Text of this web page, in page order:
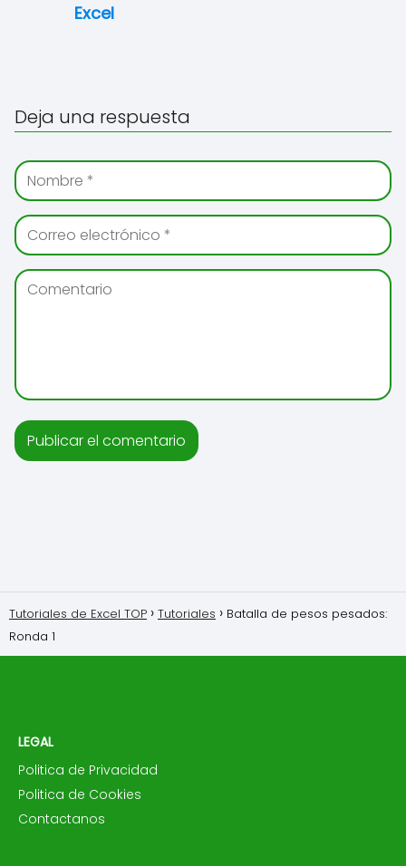
Excel
Deja una respuesta
Tutoriales de Excel TOP Tutoriales
Batalla de pesos pesados:
Ronda 1
LEGAL
Politica de Privacidad
Politica de Cookies
Contactanos